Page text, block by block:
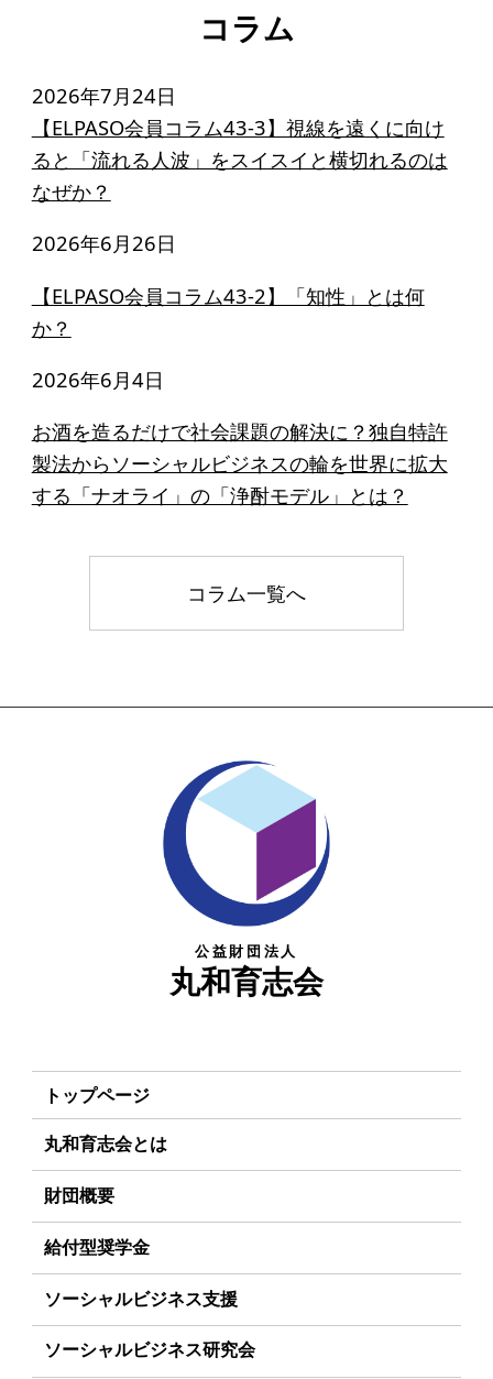
コラム
2026年7月24日
【ELPASO会員コラム43-3】視線を遠くに向け
ると「流れる人波」をスイスイと横切れるのは
なぜか？
2026年6月26日
【ELPASO会員コラム43-2】「知性」とは何
か？
2026年6月4日
お酒を造るだけで社会課題の解決に？独自特許
製法からソーシャルビジネスの輪を世界に拡大
する「ナオライ」の「浄酎モデル」とは？
コラム一覧へ
公益財団法人
丸和育志会
トップページ
丸和育志会とは
理事長あいさつ
丸和育志会の目指す未来
学生のみなさんへ
起業を考えているみなさんへ
財団概要
理念
組織
給付型奨学金
事業方針
募集要項
ソーシャルビジネス支援
事業方針
ソーシャルビジネス研究会